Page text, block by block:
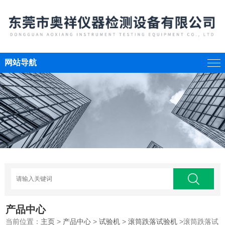
网站导航
产品中心
当前位置： 主页 > 产品中心 >试验机 >滚筒跌落试验机 >滚筒跌落试